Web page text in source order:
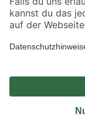
Alle Preisangaben in EUR
Umständen nicht in allen
Produkte nur solange der
*Paketversand ab 59 €
Nutzungsbedingungen